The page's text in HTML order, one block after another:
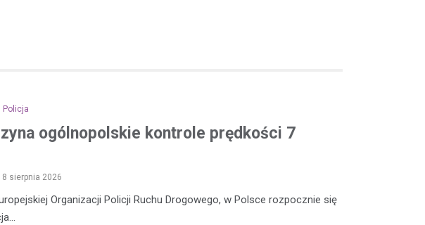
Policja
ogólnopolskie kontrole prędkości 7
8 sierpnia 2026
Organizacji Policji Ruchu Drogowego, w Polsce rozpocznie się